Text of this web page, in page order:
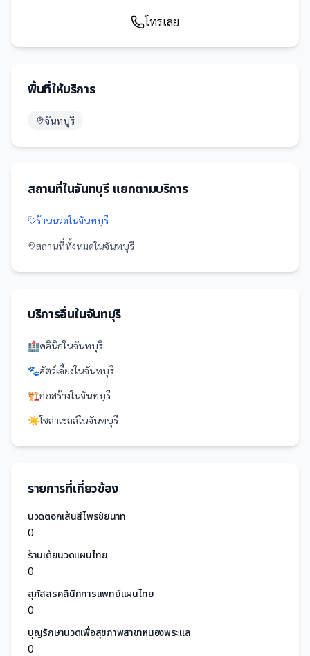
โทรเลย
พื้นที่ให้บริการ
จันทบุรี
สถานที่ในจันทบุรีแยกตามบริการ
ร้านนวดในจันทบุรี
สถานที่ทั้งหมดในจันทบุรี
บริการอื่นในจันทบุรี
🏥คลินิกในจันทบุรี
🐾สัตว์เลี้ยงในจันทบุรี
🏗️ก่อสร้างในจันทบุรี
☀️โซล่าเซลล์ในจันทบุรี
รายการที่เกี่ยวข้อง
นวดตอกเส้นสีไพรชัยนาท
0
ร้านเต้ยนวดแผนไทย
0
สุภัสสรคลินิกการแพทย์แผนไทย
0
บุญรักษานวดเพื่อสุขภาพสาขาหนองพระแล
0